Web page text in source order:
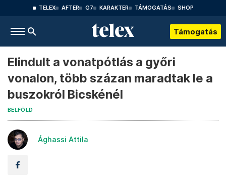
TELEX AFTER G7 KARAKTER TÁMOGATÁS SHOP
Támogatás
Elindult a vonatpótlás a győri
vonalon, több százan maradtak le a
buszokról Bicskénél
BELFÖLD
Ághassi Attila